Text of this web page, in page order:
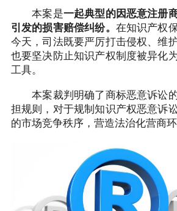
本案是一起典型的因恶意注册
引发的损害赔偿纠纷。 在知识产权
今天，司法既要严厉打击侵权、维
也要坚决防止知识产权制度被异化
工具。
本案裁判明确了商标恶意诉讼的
担规则，对于规制知识产权恶意诉
的市场竞争秩序，营造法治化营商